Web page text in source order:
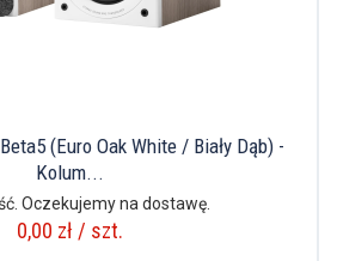
(Euro Oak White / Biały Dąb) -
Kolum...
Oczekujemy na dostawę.
0,00 zł / szt.